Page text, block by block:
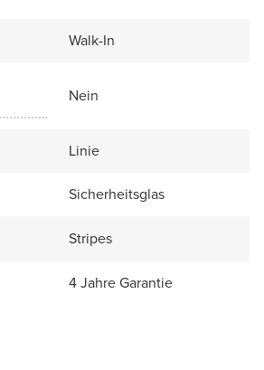
Walk-In
Nein
Linie
Sicherheitsglas
Stripes
4 Jahre Garantie